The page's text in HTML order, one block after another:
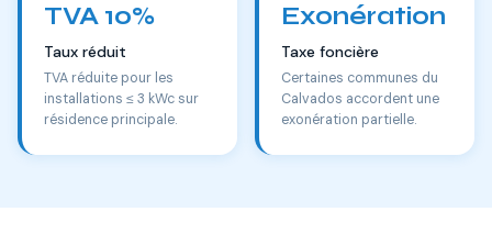
TVA 10%
Taux réduit
TVA réduite pour les
installations ≤ 3 kWc sur
résidence principale.
Exonération
Taxe foncière
Certaines communes du
Calvados accordent une
exonération partielle.